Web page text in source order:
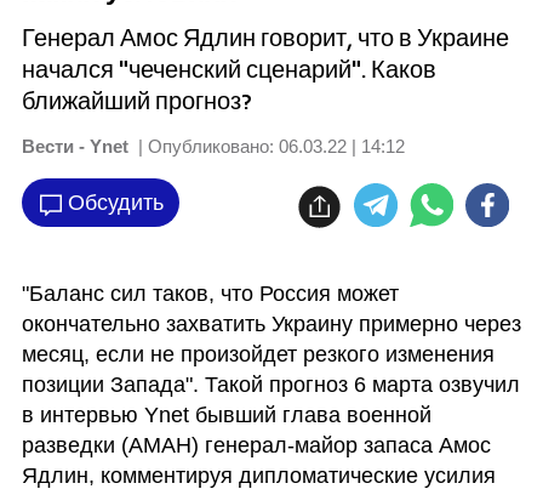
Генерал Амос Ядлин говорит, что в Украине
начался "чеченский сценарий". Каков
ближайший прогноз?
Вести - Ynet | Опубликовано: 06.03.22 | 14:12
Обсудить
"Баланс сил таков, что Россия может
окончательно захватить Украину примерно через
месяц, если не произойдет резкого изменения
позиции Запада". Такой прогноз 6 марта озвучил
в интервью Ynet бывший глава военной
разведки (АМАН) генерал-майор запаса Амос
Ядлин, комментируя дипломатические усилия